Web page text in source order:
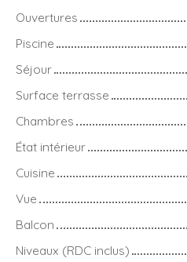
Ouvertures
Piscine
Séjour
Surface terrasse
Chambres
État intérieur
Cuisine
Vue
Balcon
Niveaux (RDC inclus)